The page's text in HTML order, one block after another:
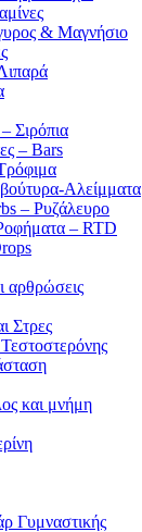
& Μαγνήσιο
Σιρόπια
– Bars
Αλείμματα
– Ρυζάλευρο
– RTD
αρθρώσεις
Στρες
και μνήμη
Γυμναστικής